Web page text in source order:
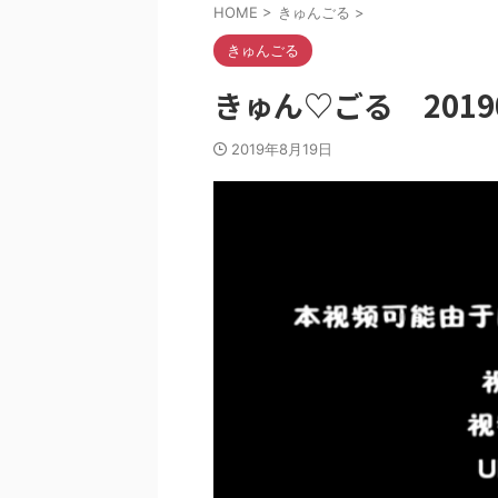
HOME > きゅんごる >
きゅんごる
きゅん♡ごる
2019年8月19日